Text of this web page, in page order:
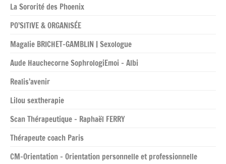
La Sororité des Phoenix
PO’SITIVE & ORGANISÉE
Magalie BRICHET-GAMBLIN | Sexologue
Aude Hauchecorne SophrologiEmoi – Albi
Realis’avenir
Lilou sextherapie
Scan Thérapeutique – Raphaël FERRY
Thérapeute coach Paris
CM-Orientation – Orientation personnelle et professionnelle